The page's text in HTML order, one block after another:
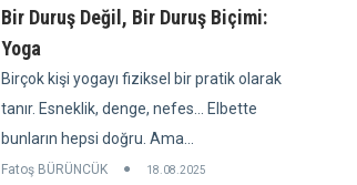
Bir Duruş Değil, Bir Duruş Biçimi:
Yoga
Birçok kişi yogayı fiziksel bir pratik olarak
tanır. Esneklik, denge, nefes... Elbette
bunların hepsi doğru. Ama...
Fatoş BÜRÜNCÜK 18.08.2025